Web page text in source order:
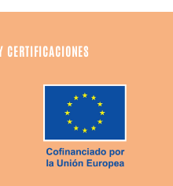
CERTIFICACIONES